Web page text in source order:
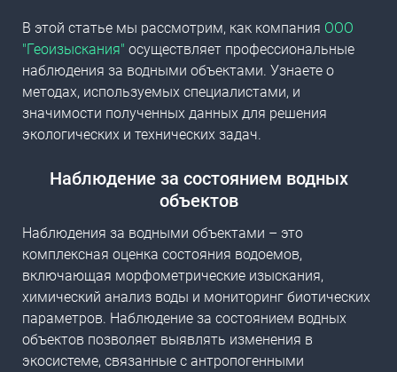
В этой статье мы рассмотрим, как компания ООО
"Геоизыскания" осуществляет профессиональные
наблюдения за водными объектами. Узнаете о
методах, используемых специалистами, и
значимости полученных данных для решения
экологических и технических задач.
Наблюдение за состоянием водных
объектов
Наблюдения за водными объектами – это
комплексная оценка состояния водоемов,
включающая морфометрические изыскания,
химический анализ воды и мониторинг биотических
параметров. Наблюдение за состоянием водных
объектов позволяет выявлять изменения в
экосистеме, связанные с антропогенными